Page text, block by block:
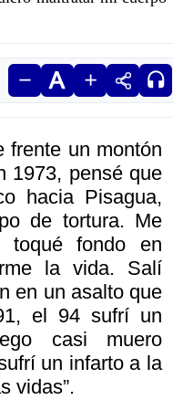
frente un montón
1973, pensé que
hacia Pisagua,
de tortura. Me
toqué fondo en
la vida. Salí
en un asalto que
el 94 sufrí un
casi muero
un infarto a la
vidas”.